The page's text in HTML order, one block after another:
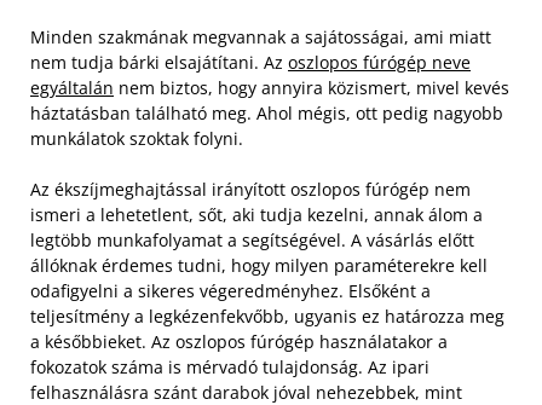
Minden szakmának megvannak a sajátosságai, ami miatt
nem tudja bárki elsajátítani. Az oszlopos fúrógép neve
egyáltalán nem biztos, hogy annyira közismert, mivel kevés
háztatásban található meg. Ahol mégis, ott pedig nagyobb
munkálatok szoktak folyni.
Az ékszíjmeghajtással irányított oszlopos fúrógép nem
ismeri a lehetetlent, sőt, aki tudja kezelni, annak álom a
legtöbb munkafolyamat a segítségével. A vásárlás előtt
állóknak érdemes tudni, hogy milyen paraméterekre kell
odafigyelni a sikeres végeredményhez. Elsőként a
teljesítmény a legkézenfekvőbb, ugyanis ez határozza meg
a későbbieket. Az oszlopos fúrógép használatakor a
fokozatok száma is mérvadó tulajdonság. Az ipari
felhasználásra szánt darabok jóval nehezebbek, mint